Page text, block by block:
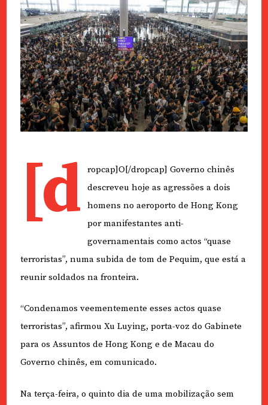
[d
ropcap]O[/dropcap] Governo chinês
descreveu hoje as agressões a dois
homens no aeroporto de Hong Kong
por manifestantes anti-
governamentais como actos “quase
terroristas”, numa subida de tom de Pequim, que está a
reunir soldados na fronteira.
“Condenamos veementemente esses actos quase
terroristas”, afirmou Xu Luying, porta-voz do Gabinete
para os Assuntos de Hong Kong e de Macau do
Governo chinês, em comunicado.
Na terça-feira, o quinto dia de uma mobilização sem